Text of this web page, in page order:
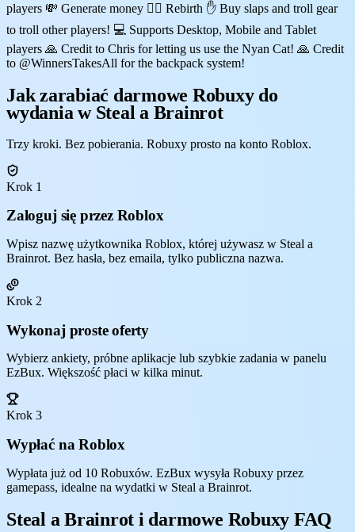
players 💸 Generate money 🐦‍🔥 Rebirth ✋ Buy slaps and troll gear
to troll other players! 💻 Supports Desktop, Mobile and Tablet
players 🙏 Credit to Chris for letting us use the Nyan Cat! 🙏 Credit
to @WinnersTakesAll for the backpack system!
Jak zarabiać darmowe Robuxy do
wydania w Steal a Brainrot
Trzy kroki. Bez pobierania. Robuxy prosto na konto Roblox.
Krok 1
Zaloguj się przez Roblox
Wpisz nazwę użytkownika Roblox, której używasz w Steal a
Brainrot. Bez hasła, bez emaila, tylko publiczna nazwa.
Krok 2
Wykonaj proste oferty
Wybierz ankiety, próbne aplikacje lub szybkie zadania w panelu
EzBux. Większość płaci w kilka minut.
Krok 3
Wypłać na Roblox
Wypłata już od 10 Robuxów. EzBux wysyła Robuxy przez
gamepass, idealne na wydatki w Steal a Brainrot.
Steal a Brainrot i darmowe Robuxy FAQ